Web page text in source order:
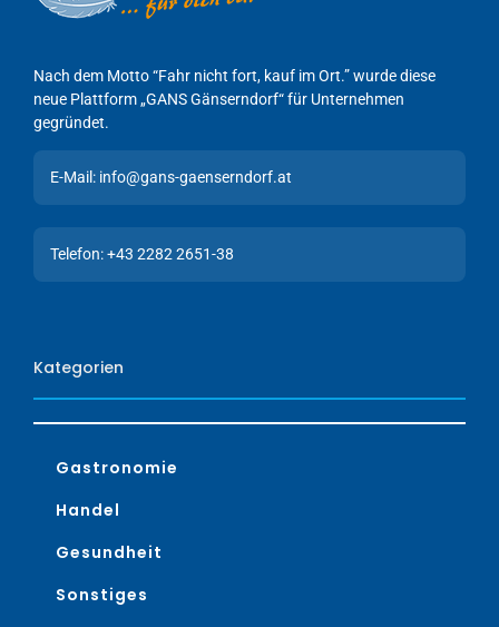
Nach dem Motto “Fahr nicht fort, kauf im Ort.” wurde diese
neue Plattform „GANS Gänserndorf“ für Unternehmen
gegründet.
E-Mail: info@gans-gaenserndorf.at
Telefon: +43 2282 2651-38
Kategorien
Gastronomie
Handel
Gesundheit
Sonstiges